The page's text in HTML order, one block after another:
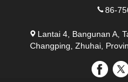
86-
Lantai 4, Bangunan A,
Changping, Zhuhai,